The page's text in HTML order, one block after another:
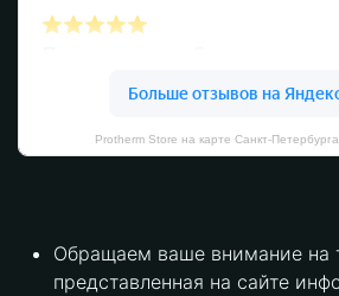
Protherm Store на карте
Обращаем ваше внимание на
представленная на сайте